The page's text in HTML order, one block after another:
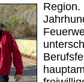
Region.